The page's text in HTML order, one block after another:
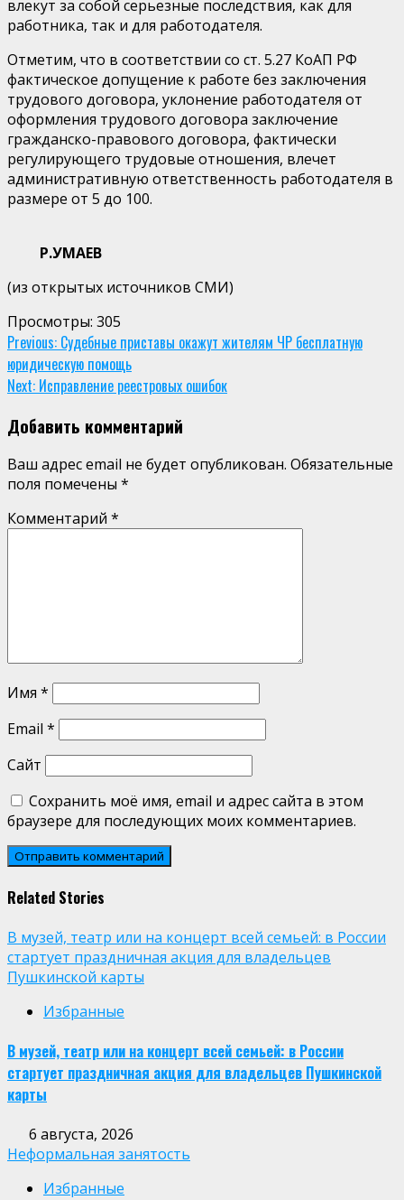
влекут за собой серьезные последствия, как для
работника, так и для работодателя.
Отметим, что в соответствии со ст. 5.27 КоАП РФ
фактическое допущение к работе без заключения
трудового договора, уклонение работодателя от
оформления трудового договора заключение
гражданско-правового договора, фактически
регулирующего трудовые отношения, влечет
административную ответственность работодателя в
размере от 5 до 100.
Р.УМАЕВ
(из открытых источников СМИ)
Просмотры: 305
Continue
Reading
Previous: Судебные приставы окажут жителям ЧР бесплатную
юридическую помощь
Next: Исправление реестровых ошибок
Добавить комментарий
Ваш адрес email не будет опубликован. Обязательные
поля помечены *
Комментарий *
Имя *
Email *
Сайт
Сохранить моё имя, email и адрес сайта в этом
браузере для последующих моих комментариев.
Related Stories
В музей, театр или на концерт всей семьей: в России
стартует праздничная акция для владельцев
Пушкинской карты
Избранные
В музей, театр или на концерт всей семьей: в России
стартует праздничная акция для владельцев Пушкинской
карты
6 августа, 2026
Неформальная занятость
Избранные